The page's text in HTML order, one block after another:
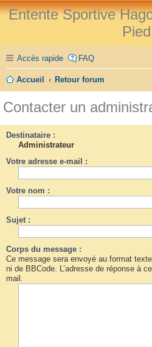
Entente Sportive
Pied
Accès rapide FAQ
Accueil Retour forum
Contacter un
Destinataire :
Administrateur
Votre adresse e-mail :
Votre nom :
Sujet :
Corps du message :
Ce message sera envoyé au format
ni de BBCode. L’adresse de réponse à
mail.